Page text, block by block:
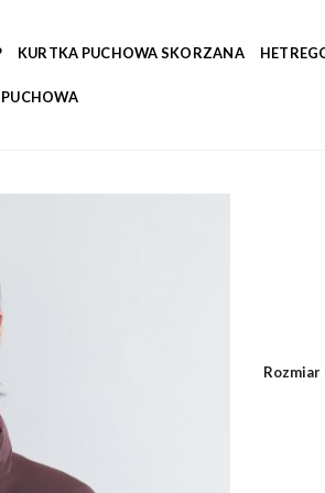
KURTKA PUCHOWA SKORZANA
Rozmiar